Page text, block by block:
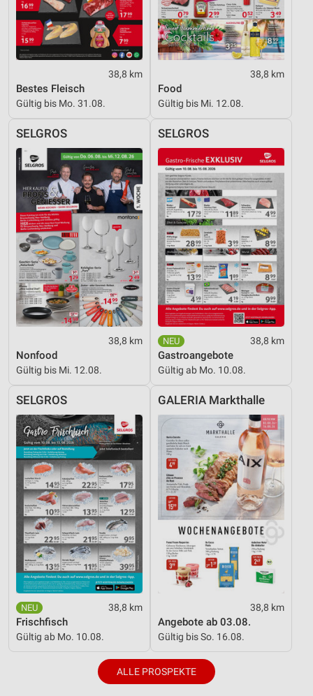
38,8 km
Bestes Fleisch
Gültig bis Mo. 31.08.
38,8 km
Food
Gültig bis Mi. 12.08.
SELGROS
38,8 km
Nonfood
Gültig bis Mi. 12.08.
SELGROS
38,8 km
Gastroangebote
Gültig ab Mo. 10.08.
SELGROS
38,8 km
Frischfisch
Gültig ab Mo. 10.08.
GALERIA Markthalle
38,8 km
Angebote ab 03.08.
Gültig bis So. 16.08.
ALLE PROSPEKTE